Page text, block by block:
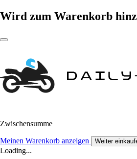
Wird zum Warenkorb
Zwischensumme
Meinen Warenkorb anzeigen Weiter
Loading...